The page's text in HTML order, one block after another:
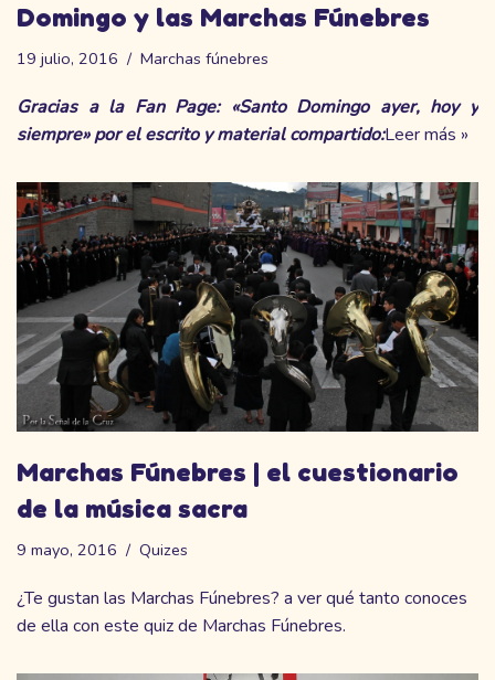
Domingo y las Marchas Fúnebres
19 julio, 2016 Marchas fúnebres
Gracias a la Fan Page: «Santo Domingo ayer, hoy y
siempre»por el escrito y material compartido:Leer más »
Marchas Fúnebres | el cuestionario
de la música sacra
9 mayo, 2016 Quizes
¿Te gustan las Marchas Fúnebres? a ver qué tanto conoces
de ella con este quiz de Marchas Fúnebres.